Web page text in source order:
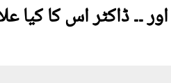
۔۔ ڈاکٹر اس کا کیا